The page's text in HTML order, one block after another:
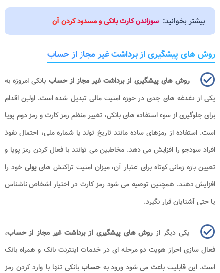
بیشتر بخوانید: سوزاندن کارت بانکی و مسدود کردن آن
روش های پیشگیری از برداشت غیر مجاز از حساب
روش های پیشگیری از برداشت غیر مجاز از حساب بانکی امروزه به
یکی از دغدغه های جدی در حوزه امنیت مالی تبدیل شده است. اولین اقدام
برای جلوگیری از سوء استفاده های بانکی، تغییر منظم رمز کارت و رمز دوم پویا
است. استفاده از رمزهای ساده مانند تاریخ تولد یا شماره ملی، احتمال نفوذ
افراد سودجو را افزایش می دهد. مخاطبین می توانند با فعال کردن رمز پویا و
تعیین بازه زمانی کوتاه برای اعتبار آن، میزان امنیت تراکنش هایپولی خود را
افزایش دهند. همچنین توصیه می شود رمز کارت در اختیار اشخاص ناشناس
یا حتی آشنایان قرار نگیرد.
یکی دیگر از روش های پیشگیری از برداشت غیر مجاز از حساب،
فعال سازی احراز هویت دو مرحله ای در خدمات اینترنت بانک و همراه بانک
است. این قابلیت باعث می شود ورود بهحساب بانکی تنها با وارد کردن رمز